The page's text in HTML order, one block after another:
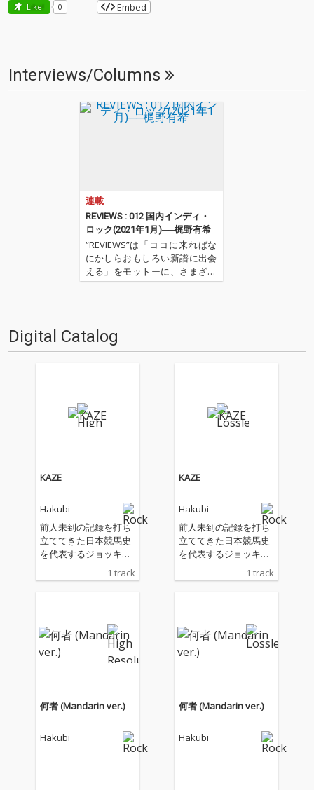
Like! 0 Embed
Interviews/Columns
連載
REVIEWS : 012 国内インディ・
ロック(2021年1月)──梶野有希
“REVIEWS”は「ココに来ればな
にかしらおもしろい新譜に出会
える」をモットーに、さまざま
な書き手が新譜(基本2〜3ヶ月タ
は、OTOTOYのニュー・カマ
ー・スタッ…
Digital Catalog
KAZE
Hakubi
前人未到の記録を打ち
立ててきた日本競馬史
を代表するジョッキ
ー・武豊の、デビュー
40年を記念して開催さ
るムービー『The Derb
y Dream Goes ON〜鳴
りやまないダービーの
1 track
KAZE
Hakubi
前人未到の記録を打ち
立ててきた日本競馬史
を代表するジョッキ
ー・武豊の、デビュー
40年を記念して開催さ
るムービー『The Derb
y Dream Goes ON〜鳴
りやまないダービーの
1 track
何者 (Mandarin ver.)
Hakubi
何者 (Mandarin ver.)
Hakubi